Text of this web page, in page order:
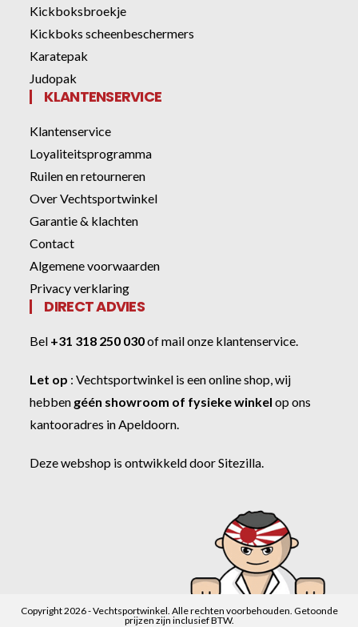
Kickboksbroekje
Kickboks scheenbeschermers
Karatepak
Judopak
KLANTENSERVICE
Klantenservice
Loyaliteitsprogramma
Ruilen en retourneren
Over Vechtsportwinkel
Garantie & klachten
Contact
Algemene voorwaarden
Privacy verklaring
DIRECT ADVIES
Bel +31 318 250 030ofmail onze klantenservice
Let op :Vechtsportwinkel is een online shop, wij
hebben géén showroom of fysieke winkel op ons
kantooradres in Apeldoorn.
Deze webshop is ontwikkeld doorSitezilla
Copyright 2026 - Vechtsportwinkel. Alle rechten voorbehouden. Getoonde
prijzen zijn inclusief BTW.